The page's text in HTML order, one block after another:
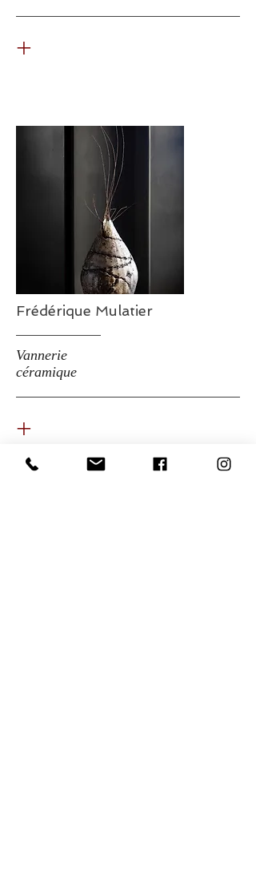
+
Frédérique Mulatier
Vannerie
céramique
+